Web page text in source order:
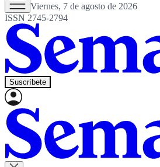
Viernes, 7 de agosto de 2026
ISSN 2745-2794
Suscríbete